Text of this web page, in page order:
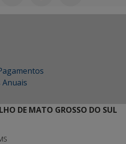
DE MATO GROSSO DO SUL